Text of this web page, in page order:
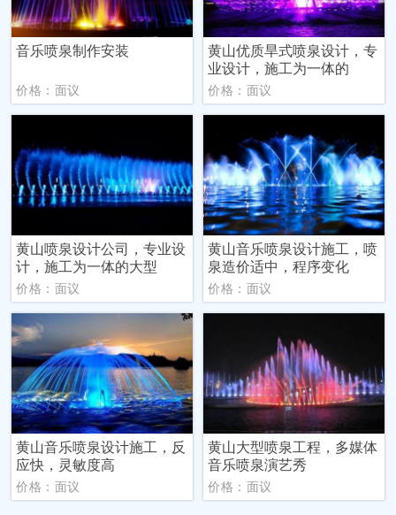
音乐喷泉制作安装
价格：面议
黄山优质旱式喷泉设计，专
业设计，施工为一体的
价格：面议
黄山喷泉设计公司，专业设
计，施工为一体的大型
价格：面议
黄山音乐喷泉设计施工，喷
泉造价适中，程序变化
价格：面议
黄山音乐喷泉设计施工，反
应快，灵敏度高
价格：面议
黄山大型喷泉工程，多媒体
音乐喷泉演艺秀
价格：面议